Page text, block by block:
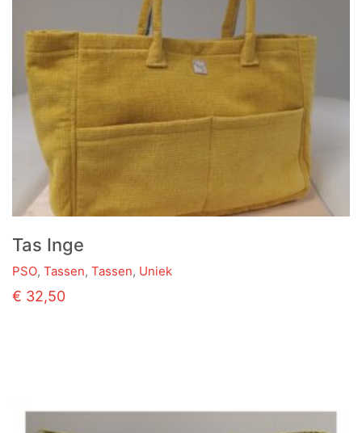
Tas Inge
PSO, Tassen, Tassen, Uniek
€ 32,50